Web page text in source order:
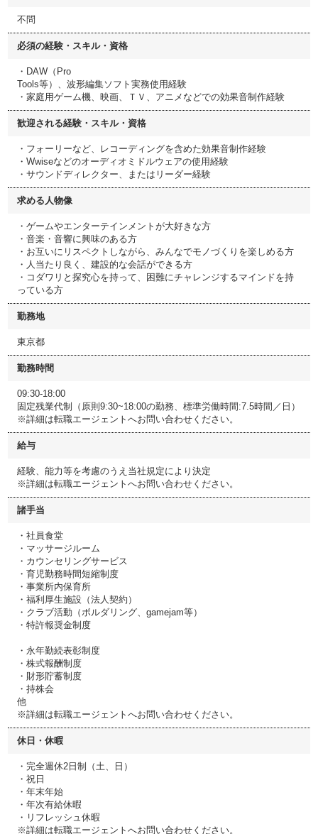
不問
必須の経験・スキル・資格
・DAW（Pro
Tools等）、波形編集ソフト実務使用経験
・家庭用ゲーム機、映画、ＴＶ、アニメなどでの効果音制作経験
歓迎される経験・スキル・資格
・フォーリーなど、レコーディングを含めた効果音制作経験
・Wwiseなどのオーディオミドルウェアの使用経験
・サウンドディレクター、またはリーダー経験
求める人物像
・ゲームやエンターテインメントが大好きな方
・音楽・音響に興味のある方
・お互いにリスペクトしながら、みんなでモノづくりを楽しめる方
・人当たり良く、建設的な会話ができる方
・コダワリと探究心を持って、困難にチャレンジするマインドを持
っている方
勤務地
東京都
勤務時間
09:30-18:00
固定残業代制（原則9:30~18:00の勤務、標準労働時間:7.5時間／日）
※詳細は転職エージェントへお問い合わせください。
給与
経験、能力等を考慮のうえ当社規定により決定
※詳細は転職エージェントへお問い合わせください。
諸手当
・社員食堂
・マッサージルーム
・カウンセリングサービス
・育児勤務時間短縮制度
・事業所内保育所
・福利厚生施設（法人契約）
・クラブ活動（ボルダリング、gamejam等）
・特許報奨金制度
・永年勤続表彰制度
・株式報酬制度
・財形貯蓄制度
・持株会
他
※詳細は転職エージェントへお問い合わせください。
休日・休暇
・完全週休2日制（土、日）
・祝日
・年末年始
・年次有給休暇
・リフレッシュ休暇
※詳細は転職エージェントへお問い合わせください。